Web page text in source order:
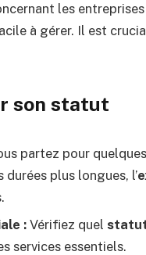
les
à gérer. Il est
son statut
partez pour
plus longues, l’
: Vérifiez quel
services essentiels.